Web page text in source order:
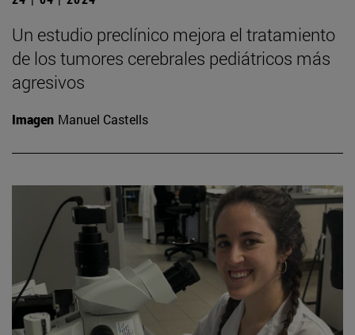
Un estudio preclínico mejora el tratamiento
de los tumores cerebrales pediátricos más
agresivos
Imagen Manuel Castells